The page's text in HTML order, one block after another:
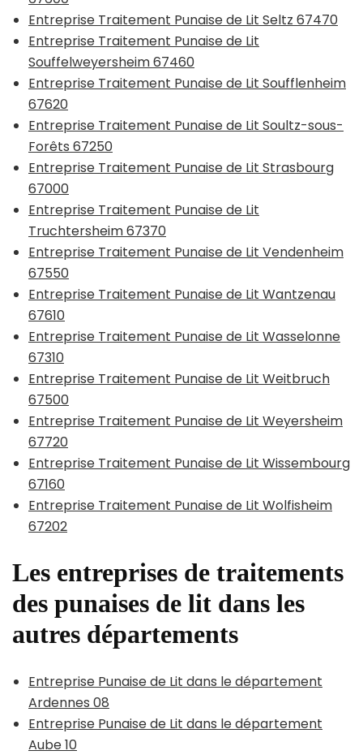
Entreprise Traitement Punaise de Lit Seltz 67470
Entreprise Traitement Punaise de Lit
Souffelweyersheim 67460
Entreprise Traitement Punaise de Lit Soufflenheim
67620
Entreprise Traitement Punaise de Lit Soultz-sous-
Forêts 67250
Entreprise Traitement Punaise de Lit Strasbourg
67000
Entreprise Traitement Punaise de Lit
Truchtersheim 67370
Entreprise Traitement Punaise de Lit Vendenheim
67550
Entreprise Traitement Punaise de Lit Wantzenau
67610
Entreprise Traitement Punaise de Lit Wasselonne
67310
Entreprise Traitement Punaise de Lit Weitbruch
67500
Entreprise Traitement Punaise de Lit Weyersheim
67720
Entreprise Traitement Punaise de Lit Wissembourg
67160
Entreprise Traitement Punaise de Lit Wolfisheim
67202
Les entreprises de traitements
des punaises de lit dans les
autres départements
Entreprise Punaise de Lit dans le département
Ardennes 08
Entreprise Punaise de Lit dans le département
Aube 10